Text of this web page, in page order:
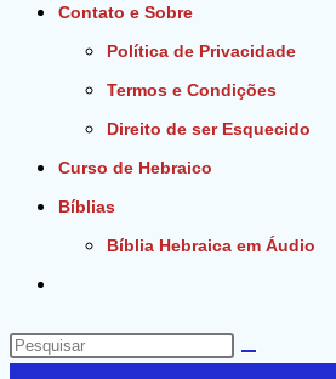
Contato e Sobre
Política de Privacidade
Termos e Condições
Direito de ser Esquecido
Curso de Hebraico
Bíblias
Bíblia Hebraica em Áudio
do
site
Pesquisar